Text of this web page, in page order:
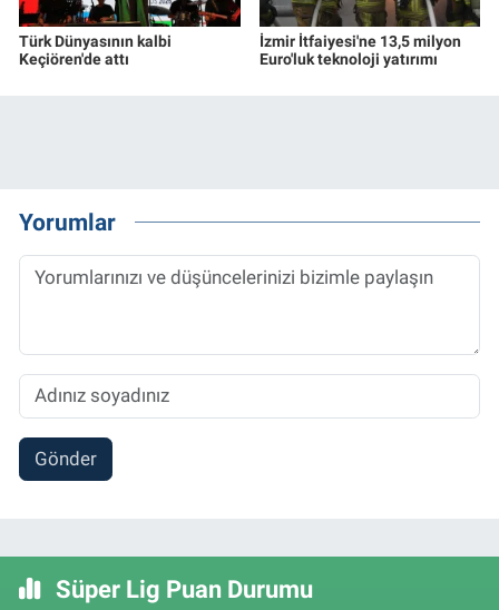
Türk Dünyasının kalbi
Keçiören'de attı
İzmir İtfaiyesi'ne 13,5 milyon
Euro'luk teknoloji yatırımı
Yorumlar
Gönder
Süper Lig Puan Durumu